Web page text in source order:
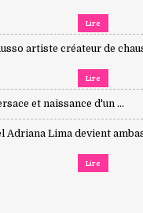
Lire
artiste créateur de
Lire
et naissance d'un ...
Adriana Lima devient
Lire